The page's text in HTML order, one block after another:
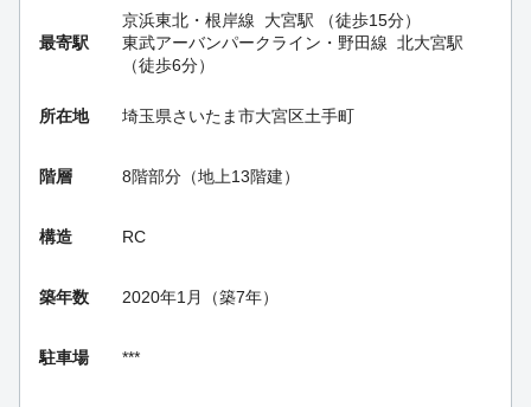
最寄駅
京浜東北・根岸線 大宮駅 （徒歩15分）
東武アーバンパークライン・野田線 北大宮駅
（徒歩6分）
所在地 埼玉県さいたま市大宮区土手町
階層 8階部分（地上13階建）
構造 RC
築年数 2020年1月（築7年）
駐車場 ***